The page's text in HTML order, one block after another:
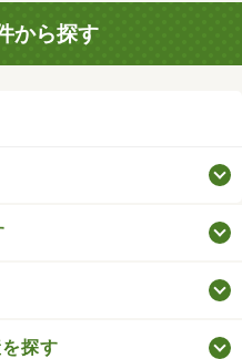
から探す
探す